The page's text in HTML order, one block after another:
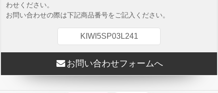
わせください。
お問い合わせの際は下記商品番号をご記入ください。
KIWI5SP03L241
お問い合わせフォームへ